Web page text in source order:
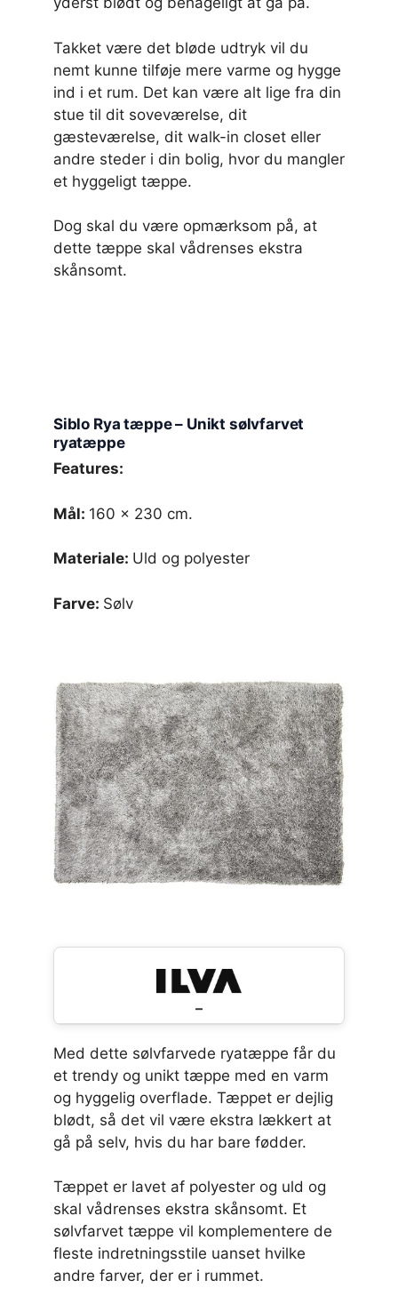
Takket være det bløde udtryk vil du
nemt kunne tilføje mere varme og hygge
ind i et rum. Det kan være alt lige fra din
stue til dit soveværelse, dit
gæsteværelse, dit walk-in closet eller
andre steder i din bolig, hvor du mangler
et hyggeligt tæppe.
Dog skal du være opmærksom på, at
dette tæppe skal vådrenses ekstra
skånsomt.
Siblo Rya tæppe – Unikt sølvfarvet
ryatæppe
Features:
Mål: 160 x 230 cm.
Materiale: Uld og polyester
Farve: Sølv
–
Med dette sølvfarvede ryatæppe får du
et trendy og unikt tæppe med en varm
og hyggelig overflade. Tæppet er dejlig
blødt, så det vil være ekstra lækkert at
gå på selv, hvis du har bare fødder.
Tæppet er lavet af polyester og uld og
skal vådrenses ekstra skånsomt. Et
sølvfarvet tæppe vil komplementere de
fleste indretningsstile uanset hvilke
andre farver, der er i rummet.